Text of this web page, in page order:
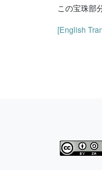
この宝珠部
[English